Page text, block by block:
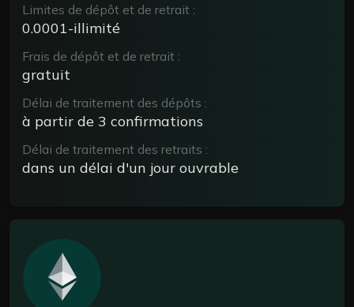
Limites de dépôt et de retrait :
0.0001-illimité
Frais de dépôt et de retrait :
gratuit
Délai de traitement des dépôts :
à partir de 3 confirmations
Délai de traitement des retraits :
dans un délai d'un jour ouvrable